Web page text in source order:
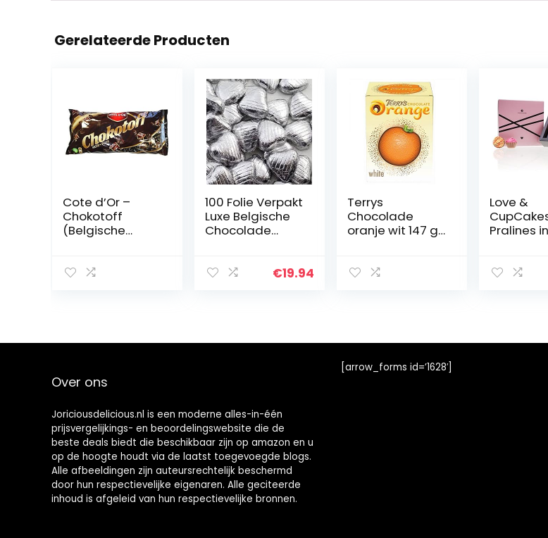
Gerelateerde Producten
Cote d’Or –
Chokotoff
(Belgische
100 Folie Verpakt
Luxe Belgische
Chocolade
(Zilveren
€19.94
Terrys
Chocolade
oranje wit 147 g,
Love &
Pralines
pralines |
Over ons
Joriciousdelicious.nl is een moderne alles-in-één
prijsvergelijkings- en beoordelingswebsite die de
beste deals biedt die beschikbaar zijn op amazon en u
op de hoogte houdt via de laatst toegevoegde blogs.
Alle afbeeldingen zijn auteursrechtelijk beschermd
door hun respectievelijke eigenaren. Alle geciteerde
inhoud is afgeleid van hun respectievelijke bronnen.
[arrow_forms id=’1628′]